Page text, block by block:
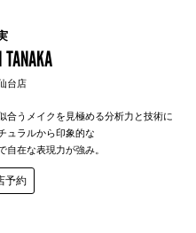
TANAKA
台店
合うメイクを見極める分析力と技術に
ュラルから印象的な
自在な表現力が強み。
予約